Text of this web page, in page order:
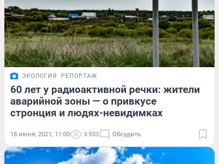
ЭКОЛОГИЯ РЕПОРТАЖ
60 лет у радиоактивной речки: жители
аварийной зоны — о привкусе
стронция и людях-невидимках
18 июня, 2021, 11:00 3 933 Обсудить